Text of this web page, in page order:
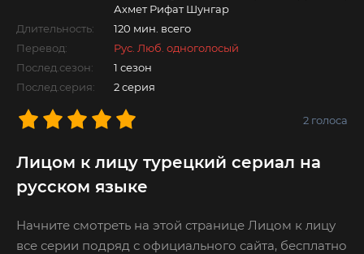
Ахмет Рифат Шунгар
Длительность:
120 мин. всего
Перевод:
Рус. Люб. одноголосый
Послед.сезон:
1 сезон
Послед.серия:
2 серия
2 голоса
Лицом к лицу турецкий сериал на
русском языке
Начните смотреть на этой странице Лицом к лицу
все серии подряд с официального сайта, бесплатно